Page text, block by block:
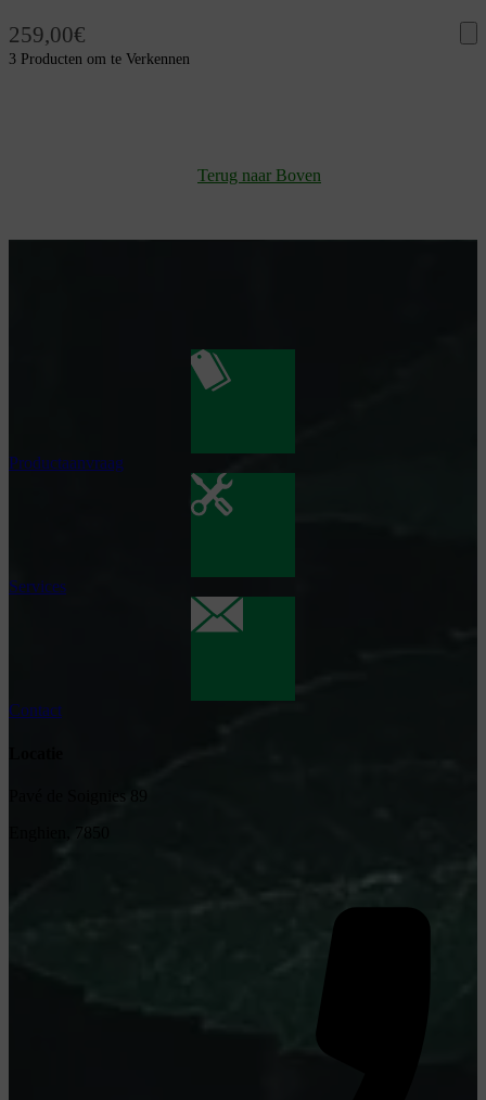
259,00€
3 Producten om te Verkennen
Terug naar Boven
Productaanvraag
Services
Contact
Pavé de Soignies 89
Enghien, 7850